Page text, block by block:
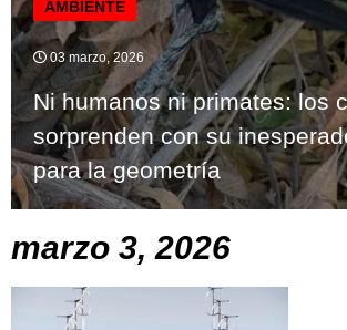
AMBIENTE
03 marzo, 2026
Ni humanos ni primates: los
sorprenden con su
para la geometría
marzo 3, 2026